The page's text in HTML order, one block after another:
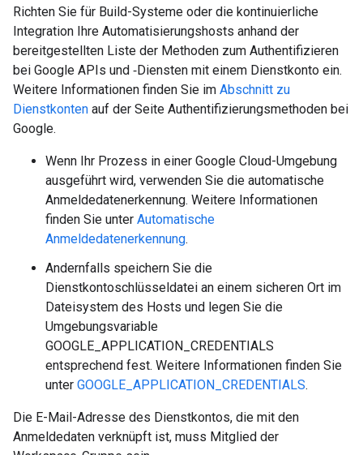
Richten Sie für Build-Systeme oder die kontinuierliche
Integration Ihre Automatisierungshosts anhand der
bereitgestellten Liste der Methoden zum Authentifizieren
bei Google APIs und ‑Diensten mit einem Dienstkonto ein.
Weitere Informationen finden Sie im Abschnitt zu
Dienstkonten auf der Seite Authentifizierungsmethoden bei
Google.
Wenn Ihr Prozess in einer Google Cloud-Umgebung
ausgeführt wird, verwenden Sie die automatische
Anmeldedatenerkennung. Weitere Informationen
finden Sie unter Automatische
Anmeldedatenerkennung.
Andernfalls speichern Sie die
Dienstkontoschlüsseldatei an einem sicheren Ort im
Dateisystem des Hosts und legen Sie die
Umgebungsvariable
GOOGLE_APPLICATION_CREDENTIALS
entsprechend fest. Weitere Informationen finden Sie
unter GOOGLE_APPLICATION_CREDENTIALS.
Die E-Mail-Adresse des Dienstkontos, die mit den
Anmeldedaten verknüpft ist, muss Mitglied der